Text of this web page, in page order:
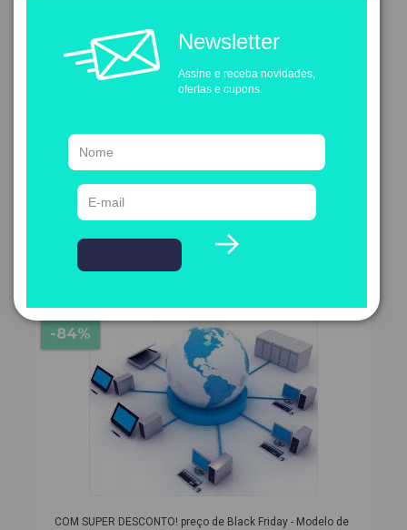
03 modelos diferentes de lista mestra da documentação
R$15,00
-84%
COM SUPER DESCONTO! preço de Black Friday - Modelo de
Newsletter
Assine e receba novidades,
ofertas e cupons.